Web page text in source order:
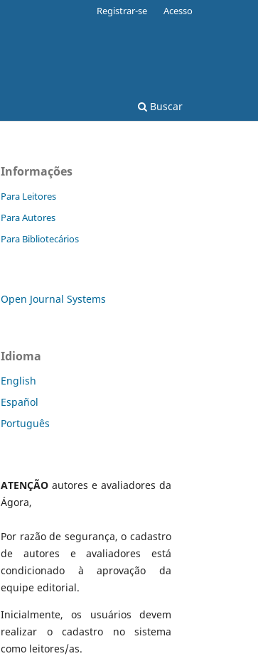
Buscar
Registrar-se Acesso
Informações
Para Leitores
Para Autores
Para Bibliotecários
Open Journal Systems
Idioma
English
Español
Português
ATENÇÃO autores e avaliadores da
Ágora,
Por razão de segurança, o cadastro
de autores e avaliadores está
condicionado à aprovação da
equipe editorial.
Inicialmente, os usuários devem
realizar o cadastro no sistema
como leitores/as.